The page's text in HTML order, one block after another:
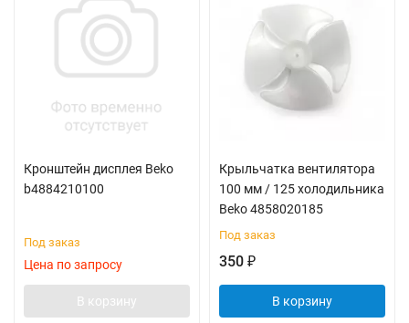
Кронштейн дисплея Beko
b4884210100
Под заказ
Цена по запросу
В корзину
Крыльчатка вентилятора
100 мм / 125 холодильника
Beko 4858020185
Под заказ
350 ₽
В корзину